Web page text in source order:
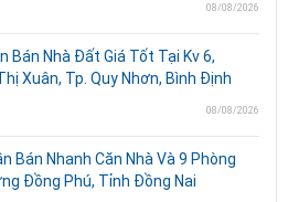
08/08/2026
Bán Nhà Đất Giá Tốt Tại Kv 6,
Xuân, Tp. Quy Nhơn, Bình Định
08/08/2026
Bán Nhanh Căn Nhà Và 9 Phòng
Đồng Phú, Tỉnh Đồng Nai